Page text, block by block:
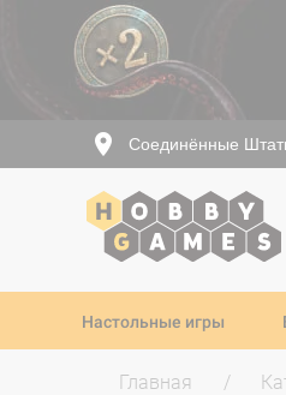
Соединённые
Настольные игры
Главная